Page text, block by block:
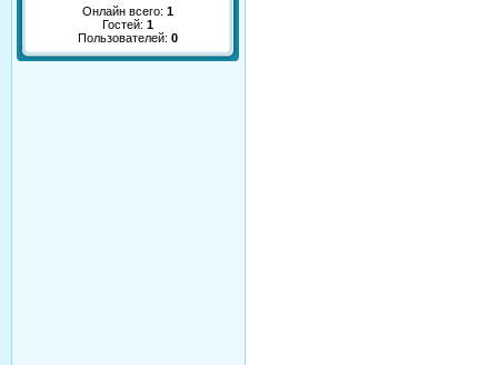
Онлайн всего: 1
Гостей: 1
Пользователей: 0